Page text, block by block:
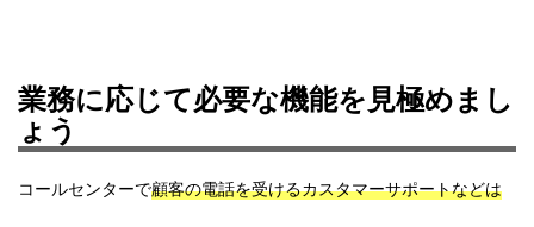
業務に応じて必要な機能を見極めまし
ょう
コールセンターで顧客の電話を受けるカスタマーサポートなどは